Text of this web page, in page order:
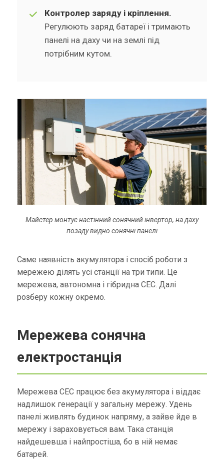
Контролер заряду і кріплення.
Регулюють заряд батареї і тримають
панелі на даху чи на землі під
потрібним кутом.
Майстер монтує настінний сонячний інвертор, на даху
позаду видно сонячні панелі
Саме наявність акумулятора і спосіб роботи з
мережею ділять усі станції на три типи. Це
мережева, автономна і гібридна СЕС. Далі
розберу кожну окремо.
Мережева сонячна
електростанція
Мережева СЕС працює без акумулятора і віддає
надлишок генерації у загальну мережу. Удень
панелі живлять будинок напряму, а зайве йде в
мережу і зараховується вам. Така станція
найдешевша і найпростіша, бо в ній немає
батарей.